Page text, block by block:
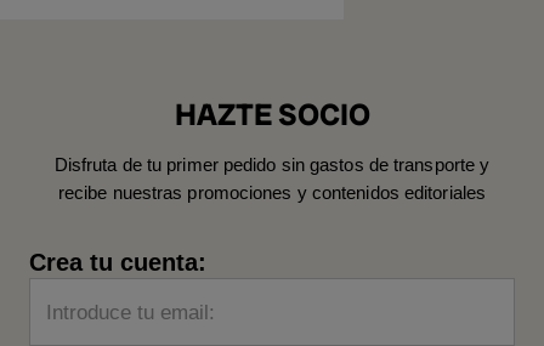
HAZTE SOCIO
Disfruta de tu primer pedido sin gastos de transporte y
recibe nuestras promociones y contenidos editoriales
Crea tu cuenta:
Introduce tu email: